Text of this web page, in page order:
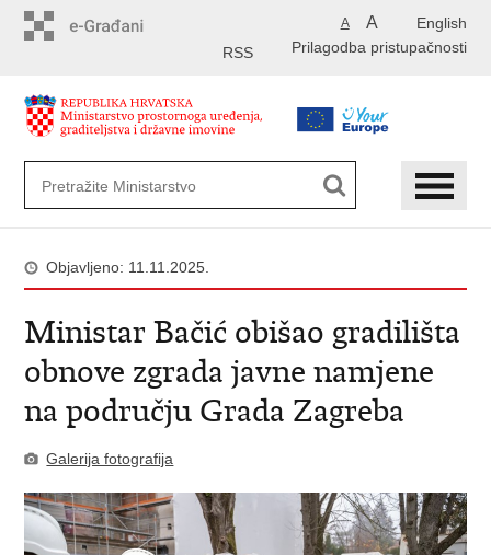
English
A A
Prilagodba pristupačnosti
RSS
Objavljeno: 11.11.2025.
Ministar Bačić obišao gradilišta
obnove zgrada javne namjene
na području Grada Zagreba
Galerija fotografija